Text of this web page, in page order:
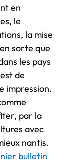
en
le
la mise
sorte que
les pays
de
impression.
par la
avec
nantis.
bulletin